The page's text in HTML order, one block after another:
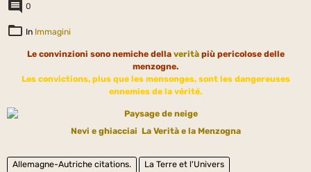
0
In Immagini
Le convinzioni sono nemiche della veritàpiù pericolose delle
menzogne.
Les convictions, plus que les mensonges, sont les dangereuses
ennemies de la vérité.
Nevi e ghiacciai La Verità e la Menzogna
Allemagne-Autriche citations.
La Terre et l'Univers